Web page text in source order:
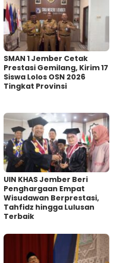
SMAN 1 Jember Cetak
Prestasi Gemilang, Kirim 17
Siswa Lolos OSN 2026
Tingkat Provinsi
UIN KHAS Jember Beri
Penghargaan Empat
Wisudawan Berprestasi,
Tahfidz hingga Lulusan
Terbaik